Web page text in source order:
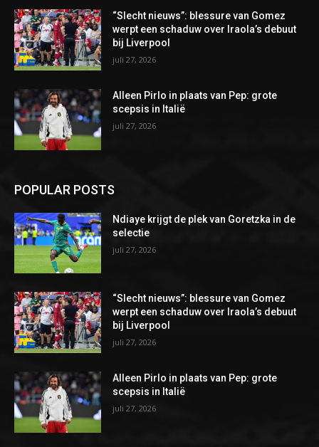
“Slecht nieuws”: blessure van Gomez
werpt een schaduw over Iraola’s debuut
bij Liverpool
juli 27, 2026
Alleen Pirlo in plaats van Pep: grote
scepsis in Italië
juli 27, 2026
POPULAR POSTS
Ndiaye krijgt de plek van Goretzka in de
selectie
juli 27, 2026
“Slecht nieuws”: blessure van Gomez
werpt een schaduw over Iraola’s debuut
bij Liverpool
juli 27, 2026
Alleen Pirlo in plaats van Pep: grote
scepsis in Italië
juli 27, 2026